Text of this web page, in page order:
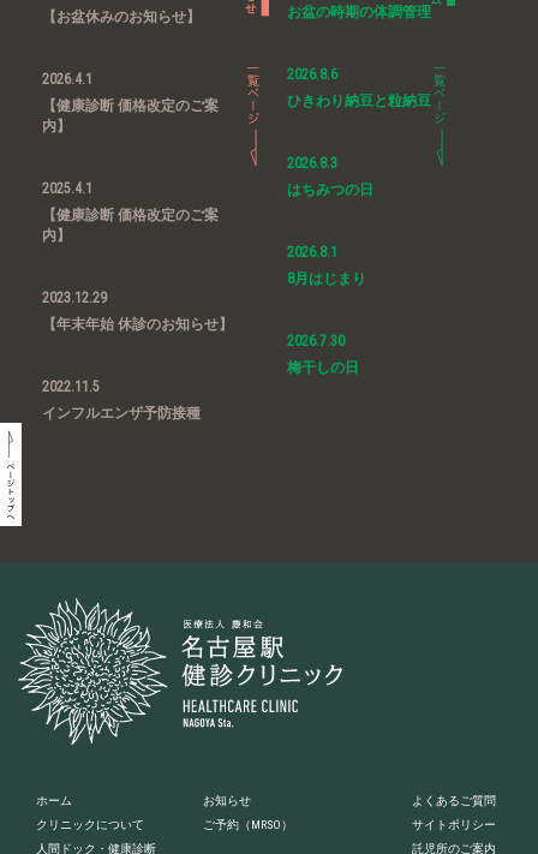
【お盆休みのお知らせ】
2026.4.1
【健康診断 価格改定のご案
内】
2025.4.1
【健康診断 価格改定のご案
内】
2023.12.29
【年末年始 休診のお知らせ】
2022.11.5
インフルエンザ予防接種
お盆の時期の体調管理
2026.8.6
ひきわり納豆と粒納豆
2026.8.3
はちみつの日
2026.8.1
8月はじまり
2026.7.30
梅干しの日
ホーム
クリニックについて
人間ドック・健康診断
お知らせ
ご予約 （MRSO）
よくあるご質問
サイトポリシー
託児所のご案内